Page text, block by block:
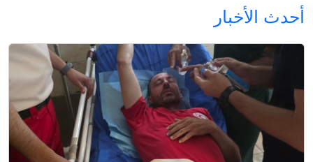
أحدث الأخبار